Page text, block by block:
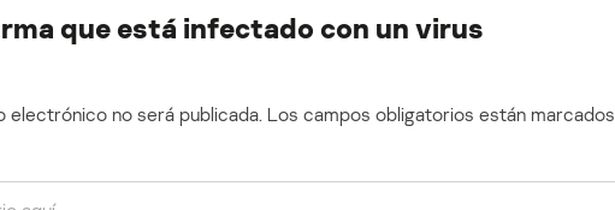
que está infectado con un virus
electrónico no será publicada. Los campos obligatorios están marcados